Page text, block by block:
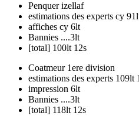
Penquer izellaf
estimations des experts cy
affiches cy 6lt
Bannies ....3lt
[total] 100lt 12s
Coatmeur 1ere division
estimations des experts 109lt
impression 6lt
Bannies ....3lt
[total] 118lt 12s